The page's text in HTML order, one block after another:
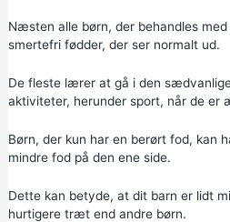
Næsten alle børn, der behandles
smertefri fødder, der ser normalt ud.
De fleste lærer at gå i den
aktiviteter, herunder sport, når de er
Børn, der kun har en berørt fod, kan
mindre fod på den ene side.
Dette kan betyde, at dit barn er lidt
hurtigere træt end andre børn.